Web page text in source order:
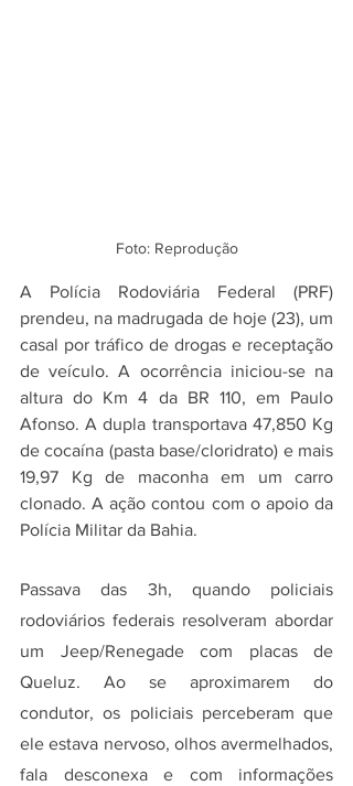
Foto: Reprodução
A Polícia Rodoviária Federal (PRF)
prendeu, na madrugada de hoje (23), um
casal por tráfico de drogas e receptação
de veículo. A ocorrência iniciou-se na
altura do Km 4 da BR 110, em Paulo
Afonso. A dupla transportava 47,850 Kg
de cocaína (pasta base/cloridrato) e mais
19,97 Kg de maconha em um carro
clonado. A ação contou com o apoio da
Polícia Militar da Bahia.
Passava das 3h, quando policiais
rodoviários federais resolveram abordar
um Jeep/Renegade com placas de
Queluz. Ao se aproximarem do
condutor, os policiais perceberam que
ele estava nervoso, olhos avermelhados,
fala desconexa e com informações